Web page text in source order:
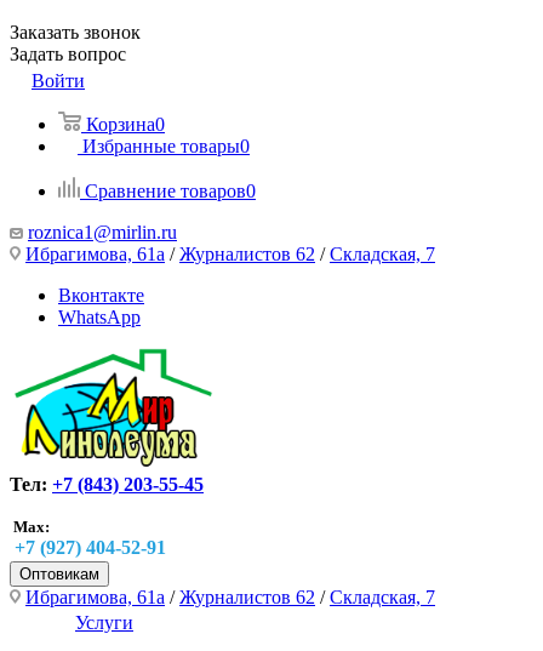
Заказать звонок
Задать вопрос
Войти
Корзина0
Избранные товары0
Сравнение товаров0
roznica1@mirlin.ru
Ибрагимова, 61а /Журналистов 62 /Складская, 7
Вконтакте
WhatsApp
Тел: +7 (843) 203-55-45
Max:
+7 (927) 404-52-91
Оптовикам
Ибрагимова, 61а /Журналистов 62 /Складская, 7
Услуги